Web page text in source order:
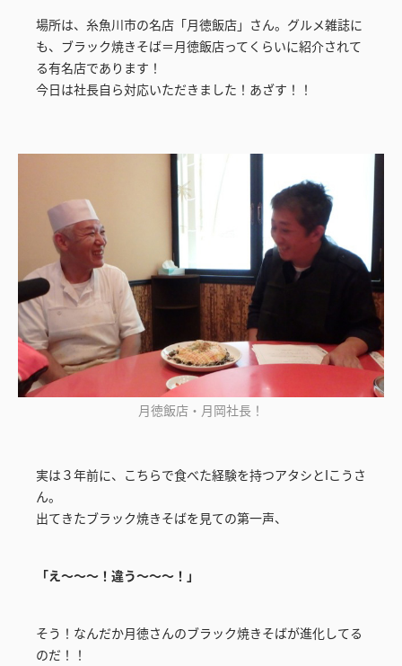
場所は、糸魚川市の名店「月徳飯店」さん。グルメ雑誌に
も、ブラック焼きそば＝月徳飯店ってくらいに紹介されて
る有名店であります！
今日は社長自ら対応いただきました！あざす！！
月徳飯店・月岡社長！
実は３年前に、こちらで食べた経験を持つアタシとIこうさ
ん。
出てきたブラック焼きそばを見ての第一声、
「え～～～！違う～～～！」
そう！なんだか月徳さんのブラック焼きそばが進化してる
のだ！！